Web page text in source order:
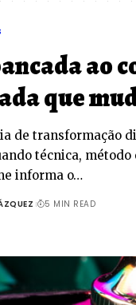
ao
que
de transformação
técnica,
informa o…
5 MIN READ